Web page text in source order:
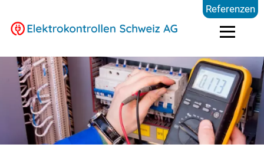
Elektrokontrollen
Branchen
Referenzen